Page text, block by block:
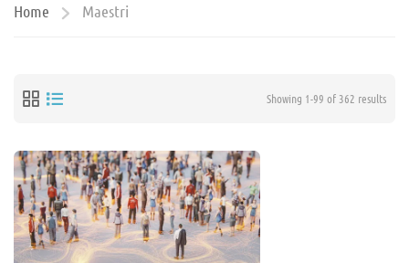
Home Maestri
Showing 1-99 of 362 results